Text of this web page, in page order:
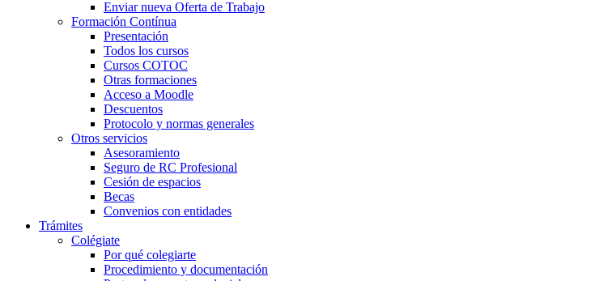
Enviar nueva Oferta de Trabajo
Formación Contínua
Presentación
Todos los cursos
Cursos COTOC
Otras formaciones
Acceso a Moodle
Descuentos
Protocolo y normas generales
Otros servicios
Asesoramiento
Seguro de RC Profesional
Cesión de espacios
Becas
Convenios con entidades
Trámites
Colégiate
Por qué colegiarte
Procedimiento y documentación